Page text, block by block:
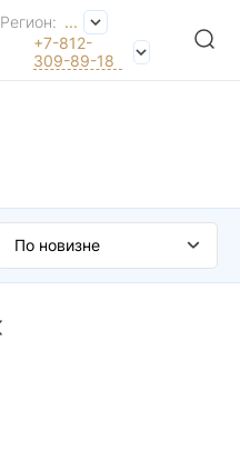
Регион: ...
+7-812-
309-89-18